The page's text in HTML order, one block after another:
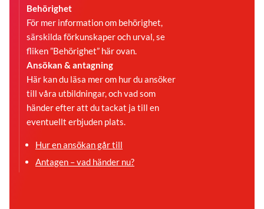
Behörighet
För mer information om behörighet,
särskilda förkunskaper och urval, se
fliken ”Behörighet” här ovan.
Ansökan & antagning
Här kan du läsa mer om hur du ansöker
till våra utbildningar, och vad som
händer efter att du tackat ja till en
eventuellt erbjuden plats.
Hur en ansökan går till
Antagen – vad händer nu?